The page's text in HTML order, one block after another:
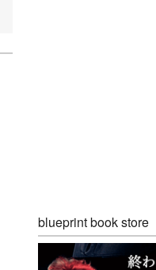
blueprint book store